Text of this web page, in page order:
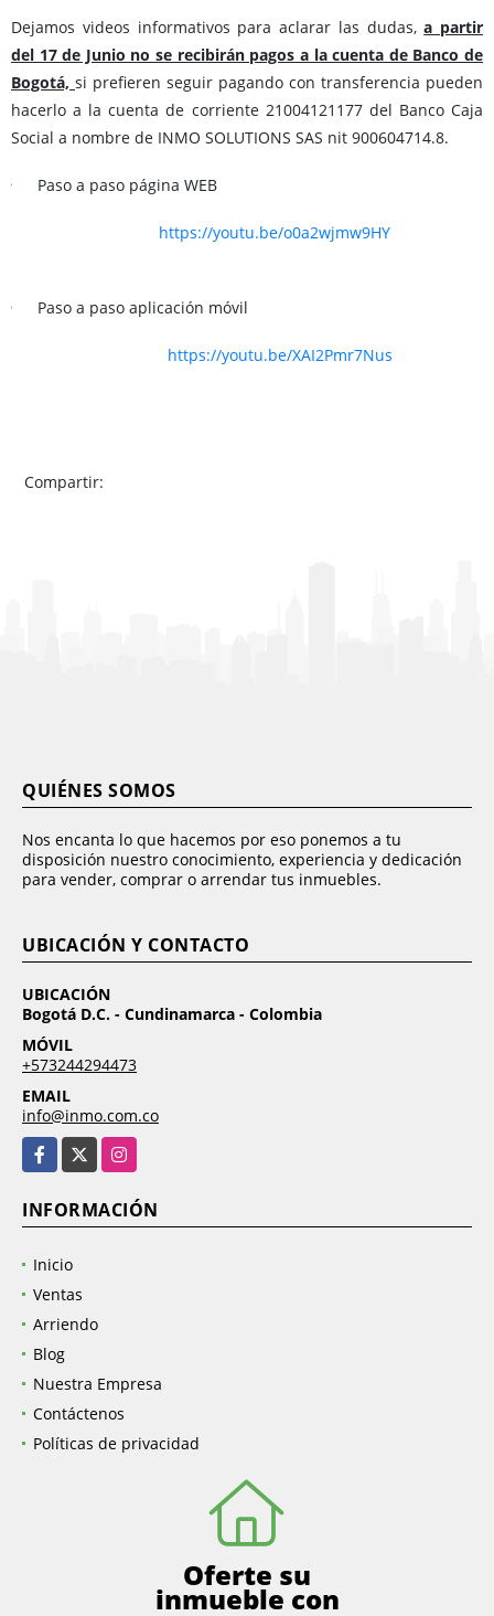
Dejamos videos informativos para aclarar las dudas,a partir
del 17 de Junio no se recibirán pagos a la cuenta de Banco de
Bogotá, si prefieren seguir pagando con transferencia pueden
hacerlo a la cuenta de corriente 21004121177 del Banco Caja
Social a nombre de INMO SOLUTIONS SAS nit 900604714.8.
Paso a paso página WEB
https://youtu.be/o0a2wjmw9HY
Paso a paso aplicación móvil
https://youtu.be/XAI2Pmr7Nus
Compartir:
QUIÉNES SOMOS
Nos encanta lo que hacemos por eso ponemos a tu
disposición nuestro conocimiento, experiencia y dedicación
para vender, comprar o arrendar tus inmuebles.
UBICACIÓN
Bogotá D.C. - Cundinamarca - Colombia
MÓVIL
+573244294473
EMAIL
info@inmo.com.co
Facebook
X Instagram
Inicio
Ventas
Arriendo
Blog
Nuestra Empresa
Contáctenos
Oferte su